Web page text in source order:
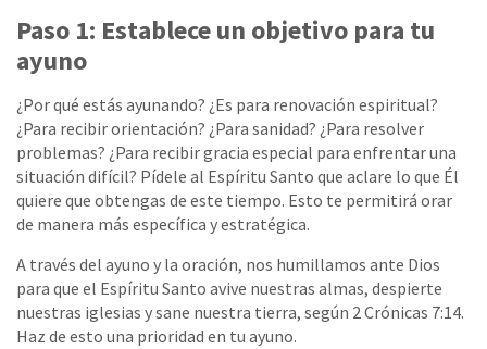
Paso 1: Establece un objetivo para tu
ayuno
¿Por qué estás ayunando? ¿Es para renovación espiritual?
¿Para recibir orientación? ¿Para sanidad? ¿Para resolver
problemas? ¿Para recibir gracia especial para enfrentar una
situación difícil? Pídele al Espíritu Santo que aclare lo que Él
quiere que obtengas de este tiempo. Esto te permitirá orar
de manera más específica y estratégica.
A través del ayuno y la oración, nos humillamos ante Dios
para que el Espíritu Santo avive nuestras almas, despierte
nuestras iglesias y sane nuestra tierra, según 2 Crónicas 7:14.
Haz de esto una prioridad en tu ayuno.